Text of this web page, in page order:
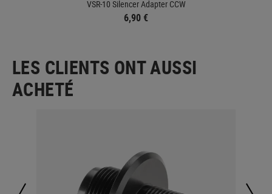
VSR-10 Silencer Adapter CCW
6,90 €
LES CLIENTS ONT AUSSI
ACHETÉ